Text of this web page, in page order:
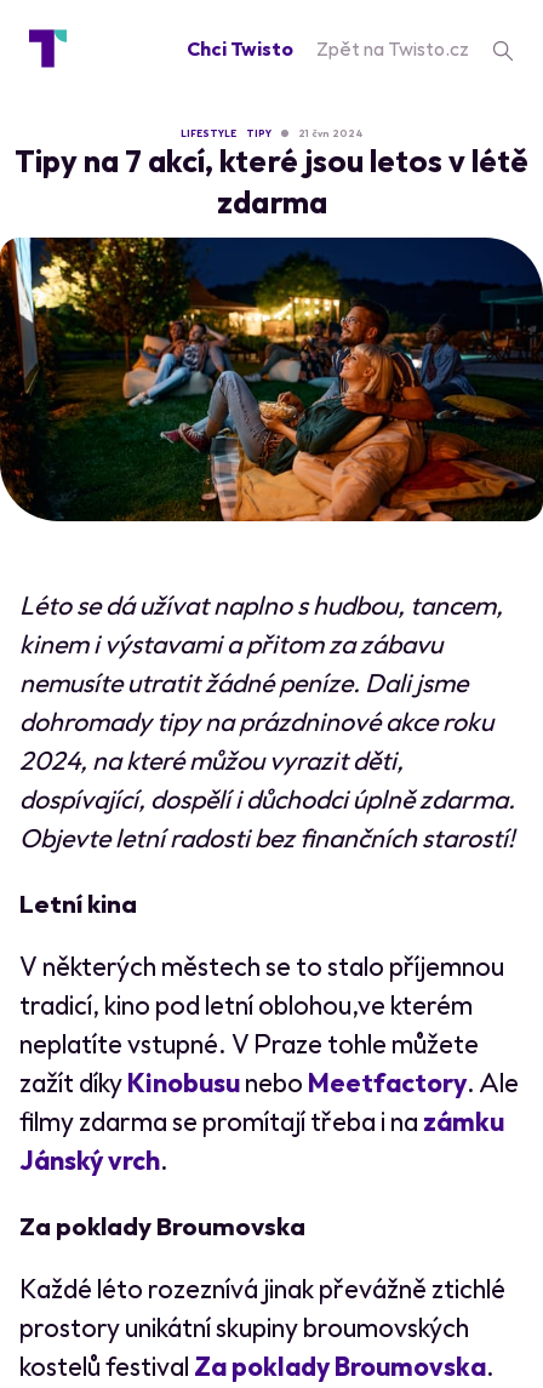
Chci Twisto Zpět na Twisto.cz
LIFESTYLE TIPY 21 čvn 2024
Tipy na 7 akcí, které jsou letos v létě
zdarma
Léto se dá užívat naplno s hudbou, tancem,
kinem i výstavami a přitom za zábavu
nemusíte utratit žádné peníze. Dali jsme
dohromady tipy na prázdninové akce roku
2024, na které můžou vyrazit děti,
dospívající, dospělí i důchodci úplně zdarma.
Objevte letní radosti bez finančních starostí!
Letní kina
V některých městech se to stalo příjemnou
tradicí, kino pod letní oblohou,ve kterém
neplatíte vstupné. V Praze tohle můžete
zažít díkyKinobusunebo Meetfactory. Ale
filmy zdarma se promítají třeba i na zámku
Jánský vrch.
Za poklady Broumovska
Každé léto rozeznívá jinak převážně ztichlé
prostory unikátní skupiny broumov­ských
kostelů festival Za poklady Broumovska.